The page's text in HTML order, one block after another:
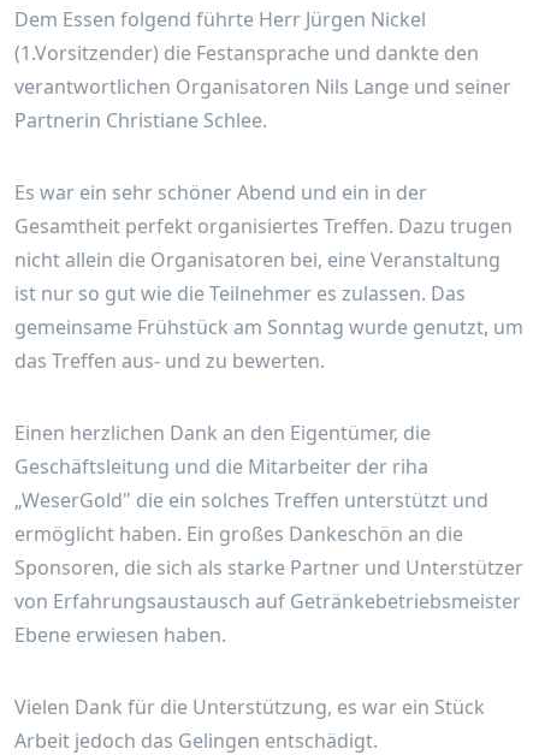
Dem Essen folgend führte Herr Jürgen Nickel
(1.Vorsitzender) die Festansprache und dankte den
verantwortlichen Organisatoren Nils Lange und seiner
Partnerin Christiane Schlee.
Es war ein sehr schöner Abend und ein in der
Gesamtheit perfekt organisiertes Treffen. Dazu trugen
nicht allein die Organisatoren bei, eine Veranstaltung
ist nur so gut wie die Teilnehmer es zulassen. Das
gemeinsame Frühstück am Sonntag wurde genutzt, um
das Treffen aus- und zu bewerten.
Einen herzlichen Dank an den Eigentümer, die
Geschäftsleitung und die Mitarbeiter der riha
„WeserGold" die ein solches Treffen unterstützt und
ermöglicht haben. Ein großes Dankeschön an die
Sponsoren, die sich als starke Partner und Unterstützer
von Erfahrungsaustausch auf Getränkebetriebsmeister
Ebene erwiesen haben.
Vielen Dank für die Unterstützung, es war ein Stück
Arbeit jedoch das Gelingen entschädigt.